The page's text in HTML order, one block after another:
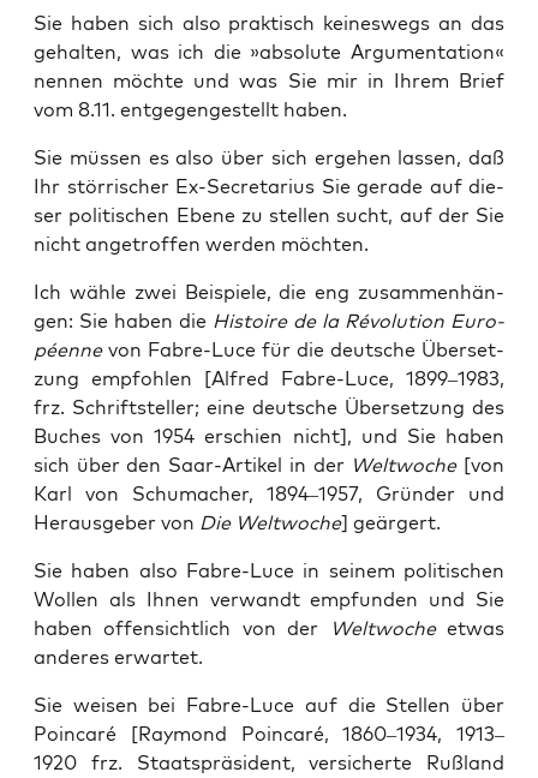
Sie haben sich also prak­tisch kei­nes­wegs an das
gehal­ten, was ich die »abso­lu­te Argu­men­ta­ti­on«
nen­nen möch­te und was Sie mir in Ihrem Brief
vom 8.11. ent­ge­gen­ge­stellt haben.
Sie müs­sen es also über sich erge­hen las­sen, daß
Ihr stör­ri­scher Ex-Secre­ta­ri­us Sie gera­de auf die­
ser poli­ti­schen Ebe­ne zu stel­len sucht, auf der Sie
nicht ange­trof­fen wer­den möchten.
Ich wäh­le zwei Bei­spie­le, die eng zusam­men­hän­
gen: Sie haben die His­toire de la Révo­lu­ti­on Euro­
pé­en­nevon Fab­re-Luce für die deut­sche Über­set­
zung emp­foh­len [Alfred Fab­re-Luce, 1899–1983,
frz. Schrift­stel­ler; eine deut­sche Über­set­zung des
Buches von 1954 erschien nicht], und Sie haben
sich über den Saar-Arti­kel in der Welt­wo­che[von
Karl von Schu­ma­cher, 1894–1957, Grün­der und
Her­aus­ge­ber von Die Welt­wo­che] geär­gert.
Sie haben also Fab­re-Luce in sei­nem poli­ti­schen
Wol­len als Ihnen ver­wandt emp­fun­den und Sie
haben offen­sicht­lich von der
Welt­wo­cheetwas
ande­res erwartet.
Sie wei­sen bei Fab­re-Luce auf die Stel­len über
Poin­ca­ré [Ray­mond Poin­ca­ré, 1860–1934, 1913–
1920 frz. Staats­prä­si­dent, ver­si­cher­te Ruß­land